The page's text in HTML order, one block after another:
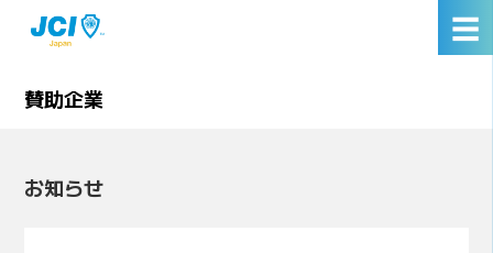
☰
賛助企業
お知らせ